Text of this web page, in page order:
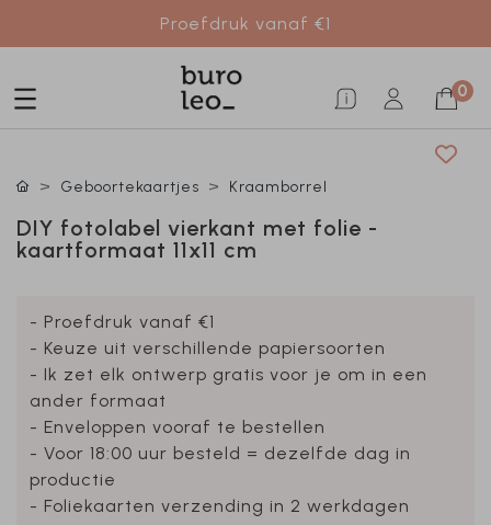
Proefdruk vanaf €1
0
Geboortekaartjes Kraamborrel
DIY fotolabel vierkant met folie -
kaartformaat 11x11 cm
- Proefdruk vanaf €1
- Keuze uit verschillende papiersoorten
- Ik zet elk ontwerp gratis voor je om in een
ander formaat
- Enveloppen vooraf te bestellen
- Voor 18:00 uur besteld = dezelfde dag in
productie
- Foliekaarten verzending in 2 werkdagen